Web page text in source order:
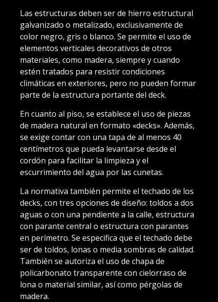
Las estructuras deben ser de hierro estructural
galvanizado o metalizado, exclusivamente de
color negro, gris o blanco. Se permite el uso de
elementos verticales decorativos de otros
materiales, como madera, siempre y cuando
estén tratados para resistir condiciones
climáticas en exteriores, pero no pueden formar
parte de la estructura portante del deck.
En cuanto al piso, se establece el uso de piezas
de madera natural en formato «decks». Además,
se exige contar con una tapa de al menos 40
centímetros que pueda levantarse desde el
cordón para facilitar la limpieza y el
escurrimiento del agua por las cunetas.
La normativa también permite el techado de los
decks, con tres opciones de diseño: toldos a dos
aguas o con una pendiente a la calle, estructura
con parante central o estructura con parantes
en perímetro. Se especifica que el techado debe
ser de toldos, lonas o media sombras de calidad.
También se autoriza el uso de chapa de
policarbonato transparente con cielorraso de
lona o material similar, así como pérgolas de
madera.